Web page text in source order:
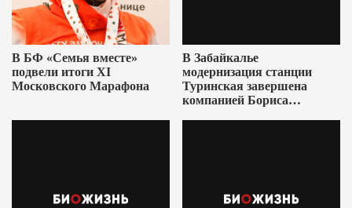
В БФ «Семья вместе»
подвели итоги XI
Московского Марафона
В Забайкалье
модернизация станции
Туринская завершена
компанией Бориса